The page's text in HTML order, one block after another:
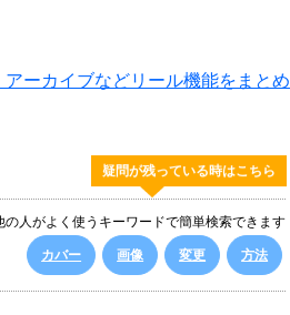
ーカイブなどリール機能をまとめ
疑問が残っている時はこちら
の人がよく使うキーワードで簡単検索できます
カバー 画像 変更 方法